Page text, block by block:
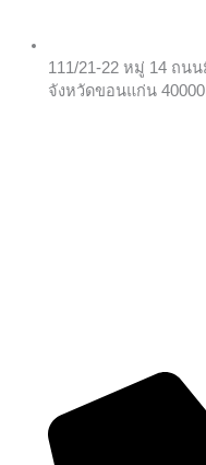
111/21-22 หมู่ 14 ถน
จังหวัดขอนแก่น 40000